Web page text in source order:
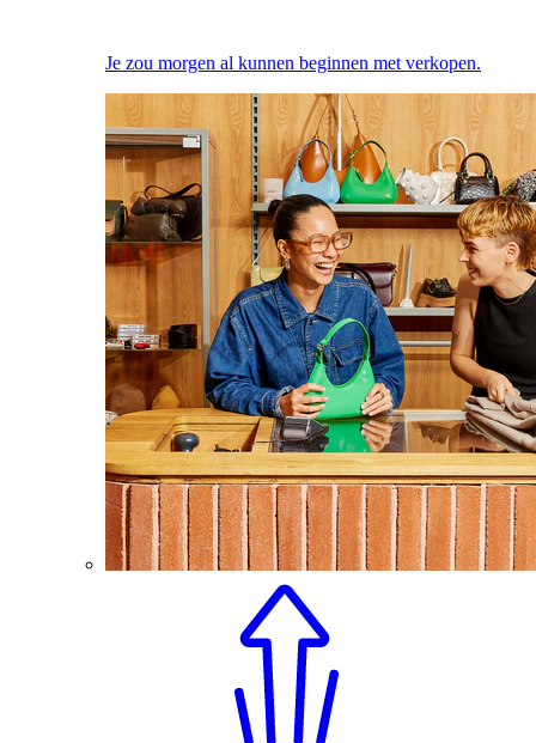
Je zou morgen al kunnen beginnen met verkopen.